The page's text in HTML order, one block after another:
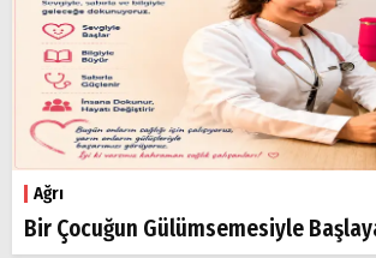
Ağrı
Bir Çocuğun Gülümsemesiyle